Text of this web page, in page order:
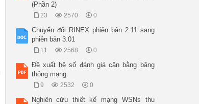
(Phần 2)
23 2570 0
Chuyển đổi RINEX phiên bản 2.11 sang
phiên bản 3.01
11 2568 0
Đề xuất hệ số đánh giá cân bằng băng
thông mạng
9 2532 0
Nghiên cứu thiết kế mạng WSNs thu